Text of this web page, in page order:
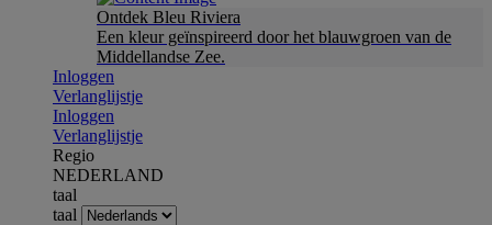
Ontdek Bleu Riviera
Een kleur geïnspireerd door het blauwgroen van de
Middellandse Zee.
Inloggen
Verlanglijstje
Inloggen
Verlanglijstje
Regio
NEDERLAND
taal
taal